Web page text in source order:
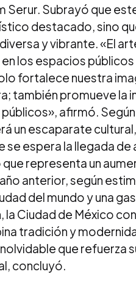
Serur. Subrayó que
destacado, sino
y vibrante. «El
en los espacios
fortalece nuestra
también promueve la
afirmó.
un escaparate
se espera la llegada
representa un
anterior, según
del mundo y una
la Ciudad de México
tradición y
que refuerza
concluyó.